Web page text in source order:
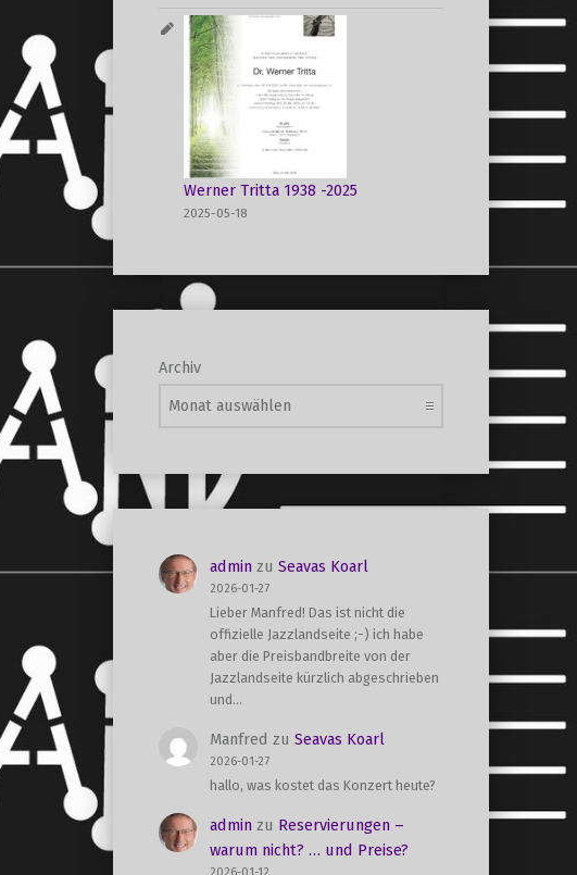
Werner Tritta 1938 -2025
2025-05-18
Archiv
adminzu Seavas Koarl
2026-01-27
Lieber Manfred! Das ist nicht die
offizielle Jazzlandseite ;-) ich habe
aber die Preisbandbreite von der
Jazzlandseite kürzlich abgeschrieben
und…
Manfred zu Seavas Koarl
2026-01-27
hallo, was kostet das Konzert heute?
adminzu Reservierungen –
warum nicht? … und Preise?
2026-01-12